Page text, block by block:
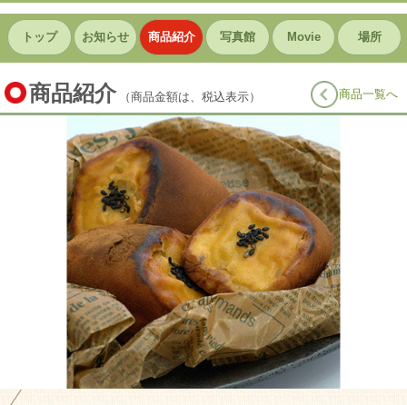
トップ お知らせ 商品紹介 写真館 Movie 場所
商品紹介 （商品金額は、税込表示） 商品一覧へ